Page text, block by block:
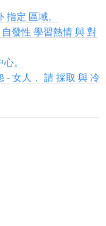
指定 區域。
發性 學習熱情 與 對
。
- 女人， 請 採取 與 冷